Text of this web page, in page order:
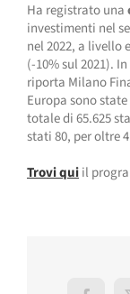
Ha registrato una
investimenti nel
nel 2022, a livello
(-10% sul 2021).
riporta Milano
Europa sono
totale di 65.625
stati 80, per oltre
Trovi quiil